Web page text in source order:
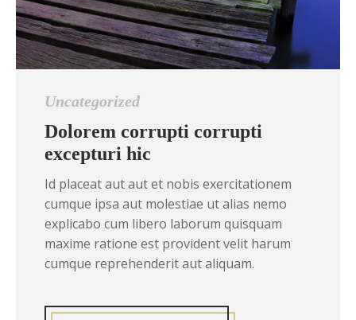
Uncategorized
Dolorem corrupti corrupti
excepturi hic
Id placeat aut aut et nobis exercitationem
cumque ipsa aut molestiae ut alias nemo
explicabo cum libero laborum quisquam
maxime ratione est provident velit harum
cumque reprehenderit aut aliquam.